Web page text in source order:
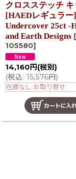
クロスステッチ キ
[HAEDレギュラー]
Undercover 25ct -
and Earth Designs [
105580]
14,160 円 (税別)
(税込: 15,576円)
在庫なし お取り寄せ